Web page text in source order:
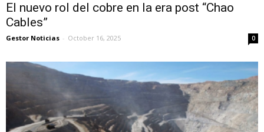
El nuevo rol del cobre en la era post “Chao
Cables”
Gestor Noticias - October 16, 2025 0